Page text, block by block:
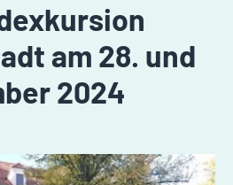
am 28. und
2024